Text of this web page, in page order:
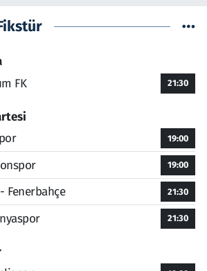
FK
21:30
19:00
19:00
Fenerbahçe 21:30
21:30